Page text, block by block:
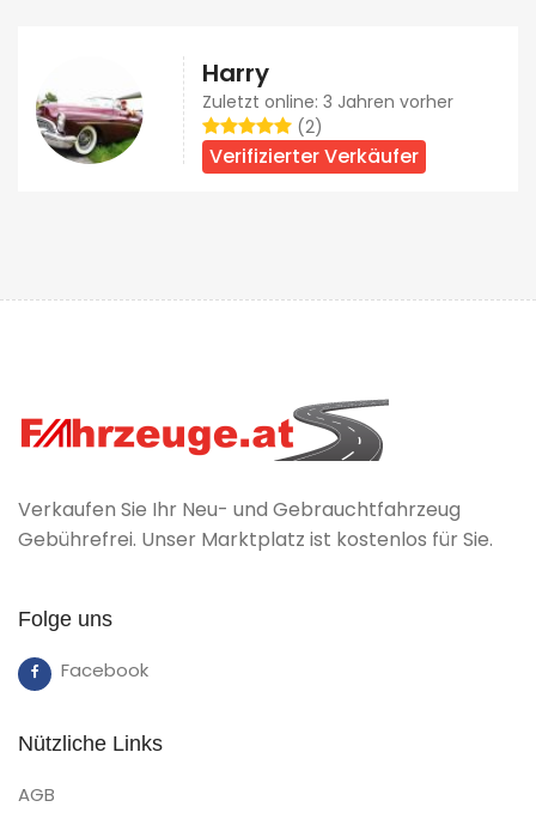
Harry
Zuletzt online: 3 Jahren vorher
(2)
Verifizierter Verkäufer
Verkaufen Sie Ihr Neu- und Gebrauchtfahrzeug
Gebührefrei. Unser Marktplatz ist kostenlos für Sie.
Folge uns
Facebook
Nützliche Links
AGB